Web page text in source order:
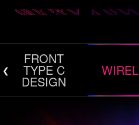
與國際知名3A遊戲發行商
Light以及跨世代的
的遊戲相容於燈光配件
Panels (綠諾 - 智能奇光
利浦 - 無線智慧照明可攜
FRONT
TYPE C
DESIGN